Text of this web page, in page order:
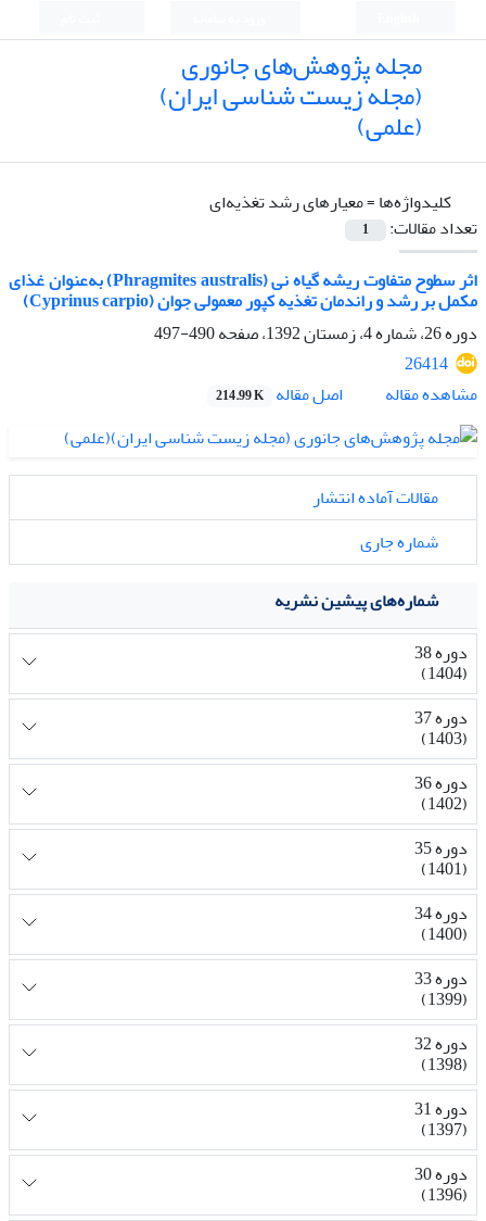
مجله پژوهش‌های جانوری
(مجله زیست شناسی ایران)
(علمی)
کلیدواژه‌ها =معیارهای رشد تغذیه‌ای
تعداد مقالات:
1
اثر سطوح متفاوت ریشه گیاه نی (Phragmites australis) به‌عنوان غذای
مکمل بر رشد و راندمان تغذیه کپور معمولی جوان (Cyprinus carpio)
دوره 26، شماره 4، زمستان 1392، صفحه
490-497
26414
مشاهده مقاله
اصل مقاله 214.99 K
مقالات آماده انتشار
شماره جاری
شماره‌های پیشین نشریه
دوره 38
(1404)
دوره 37
(1403)
دوره 36
(1402)
دوره 35
(1401)
دوره 34
(1400)
دوره 33
(1399)
دوره 32
(1398)
دوره 31
(1397)
دوره 30
(1396)